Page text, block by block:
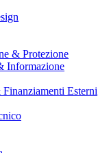
& Protezione
Informazione
Esterni